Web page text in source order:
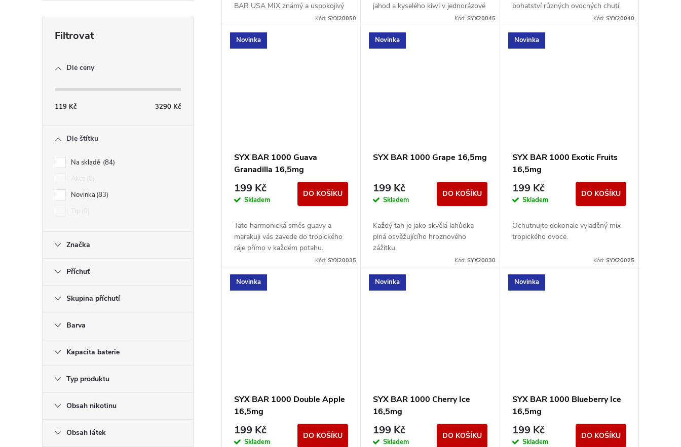
Dle ceny
119 Kč 3290 Kč
Dle štítku
Na skladě 84
Novinka 83
Značka
Příchuť
Skupina příchutí
Barva
Kapacita baterie
Typ produktu
Obsah nikotinu
Obsah látek
BAR USA MIX známý a uspokojivý
Kód:SYX20050
jahod a kyselého kiwi v jednorázové
e-cigaretě SYX BAR Strawberry
Kód: SYX20045
bohatství různých ovocných chutí.
Kód: SYX20040
Novinka
SYX BAR 1000 Guava
Granadilla 16,5mg
199 Kč
Skladem
DO KOŠÍKU
Tato harmonická směs guavy a
marakuji vás zavede do tropického
ráje přímo v každém potahu.
Kód:SYX20035
Novinka
SYX BAR 1000 Grape 16,5mg
199 Kč
Skladem
DO KOŠÍKU
Každý tah je jako skvělá lahůdka
plná osvěžujícího hroznového
zážitku.
Kód: SYX20030
Novinka
SYX BAR 1000 Exotic Fruits
16,5mg
199 Kč
Skladem
DO KOŠÍKU
Ochutnujte dokonale vyladěný mix
tropického ovoce.
Kód: SYX20025
Novinka
SYX BAR 1000 Double Apple
16,5mg
199 Kč
Skladem
DO KOŠÍKU
Novinka
SYX BAR 1000 Cherry Ice
16,5mg
199 Kč
Skladem
DO KOŠÍKU
Novinka
SYX BAR 1000 Blueberry Ice
16,5mg
199 Kč
Skladem
DO KOŠÍKU